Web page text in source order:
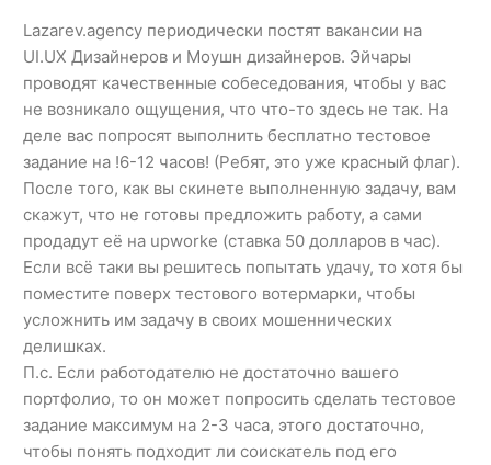
Lazarev.agency периодически постят вакансии на
UI.UX Дизайнеров и Моушн дизайнеров. Эйчары
проводят качественные собеседования, чтобы у вас
не возникало ощущения, что что-то здесь не так. На
деле вас попросят выполнить бесплатно тестовое
задание на !6-12 часов! (Ребят, это уже красный флаг).
После того, как вы скинете выполненную задачу, вам
скажут, что не готовы предложить работу, а сами
продадут её на upworke (ставка 50 долларов в час).
Если всё таки вы решитесь попытать удачу, то хотя бы
поместите поверх тестового вотермарки, чтобы
усложнить им задачу в своих мошеннических
делишках.
П.с. Если работодателю не достаточно вашего
портфолио, то он может попросить сделать тестовое
задание максимум на 2-3 часа, этого достаточно,
чтобы понять подходит ли соискатель под его